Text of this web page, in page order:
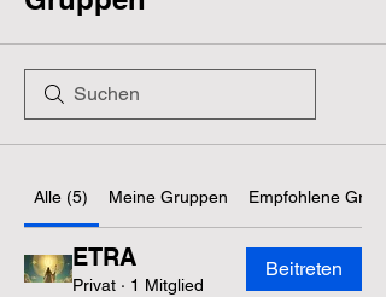
Alle (5) Meine Gruppen Empfohlene
ETRA
Privat · 1 Mitglied
Beitreten